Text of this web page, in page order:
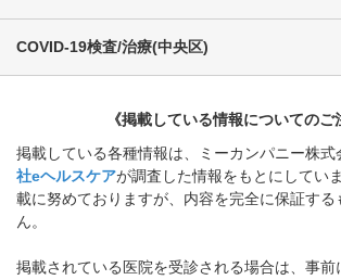
COVID-19検査/治療(中央区)
《掲載している情報についてのご
掲載している各種情報は、ミーカンパニー株式
社eヘルスケアが調査した情報をもとにしてい
載に努めておりますが、内容を完全に保証する
ん。
掲載されている医院を受診される場合は、事前